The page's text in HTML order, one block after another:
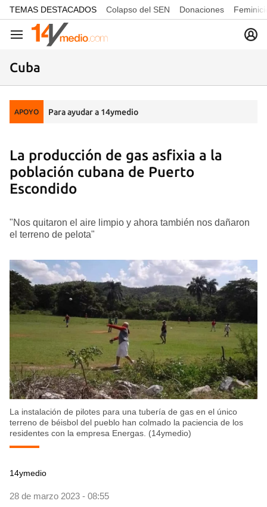
common.go-to-content
TEMAS DESTACADOS Colapso del SEN Donaciones
Navegación
Cuba
APOYO Para ayudar a 14ymedio
La producción de gas asfixia a la
población cubana de Puerto
Escondido
"Nos quitaron el aire limpio y ahora también nos dañaron
el terreno de pelota"
La instalación de pilotes para una tubería de gas en el único
terreno de béisbol del pueblo han colmado la paciencia de los
residentes con la empresa Energas. (14ymedio)
14ymedio
28 de marzo 2023 - 08:55